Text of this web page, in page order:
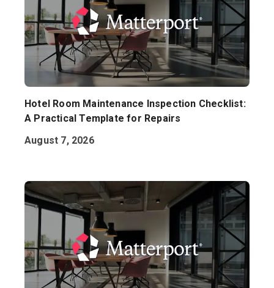
Hotel Room Maintenance Inspection Checklist:
A Practical Template for Repairs
August 7, 2026